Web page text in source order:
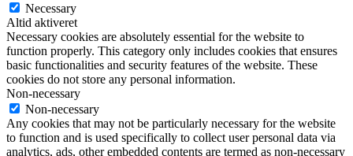
Necessary
Altid aktiveret
Necessary cookies are absolutely essential for the website to
function properly. This category only includes cookies that ensures
basic functionalities and security features of the website. These
cookies do not store any personal information.
Non-necessary
Non-necessary
Any cookies that may not be particularly necessary for the website
to function and is used specifically to collect user personal data via
analytics, ads, other embedded contents are termed as non-necessary